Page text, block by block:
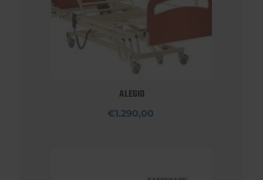
ALEGIO
€1.290,00